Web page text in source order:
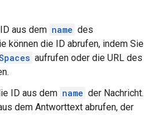
aus dem name des
können die ID abrufen, indem Sie
aufrufen oder die URL des
ID aus dem name der Nachricht.
dem Antworttext abrufen, der